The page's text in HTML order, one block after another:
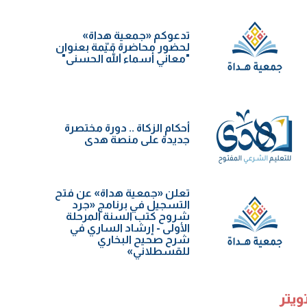
تدعوكم «جمعية هداة»
لحضور محاضرة قيّمة بعنوان
"معاني أسماء الله الحسنى"
أحكام الزكاة .. دورة مختصرة
جديدة على منصة هدى
تعلن «جمعية هداة» عن فتح
التسجيل في برنامج «جرد
شروح كتب السنة️ المرحلة
الأولى - إرشاد الساري في
شرح صحيح البخاري
للقسطلاني»